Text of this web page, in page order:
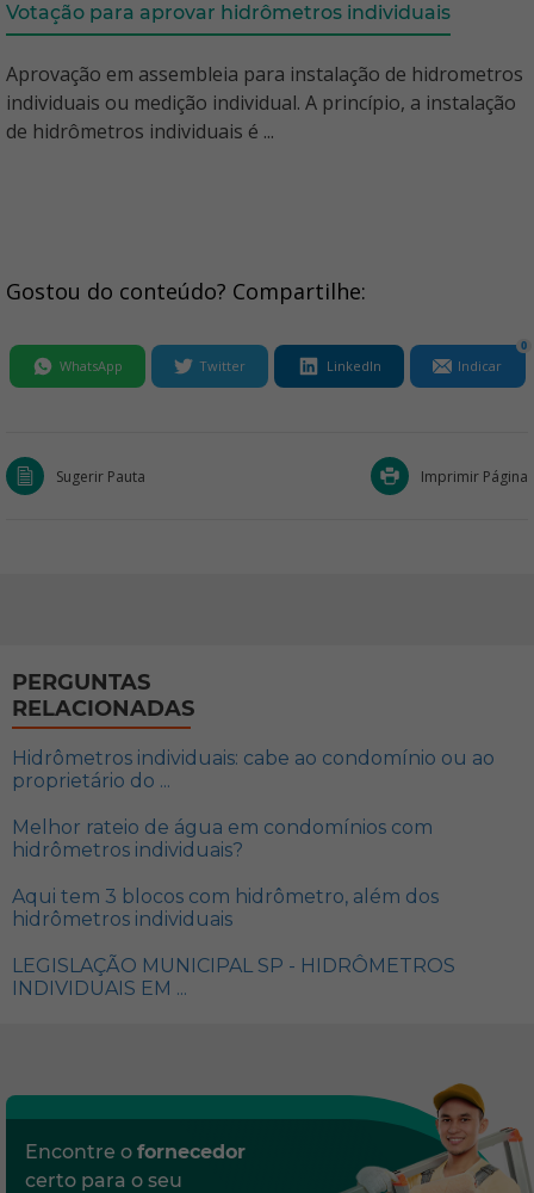
Votação para aprovar hidrômetros individuais
Aprovação em assembleia para instalação de hidrometros
individuais ou medição individual. A princípio, a instalação
de hidrômetros individuais é ...
Gostou do conteúdo? Compartilhe:
WhatsApp Twitter LinkedIn Indicar
0
Sugerir Pauta Imprimir Página
PERGUNTAS
RELACIONADAS
Hidrômetros individuais: cabe ao condomínio ou ao
proprietário do ...
Melhor rateio de água em condomínios com
hidrômetros individuais?
Aqui tem 3 blocos com hidrômetro, além dos
hidrômetros individuais
LEGISLAÇÃO MUNICIPAL SP - HIDRÔMETROS
INDIVIDUAIS EM ...
Encontre o fornecedor
certo para o seu